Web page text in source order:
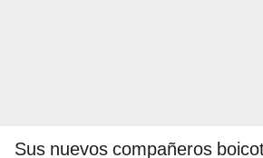
Sus nuevos compañeros